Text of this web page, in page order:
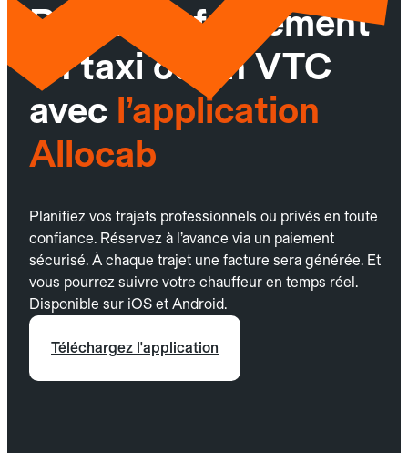
Réservez facilement
un taxi ou un VTC
avec l’application
Allocab
Planifiez vos trajets professionnels ou privés en toute
confiance. Réservez à l’avance via un paiement
sécurisé. À chaque trajet une facture sera générée. Et
vous pourrez suivre votre chauffeur en temps réel.
Disponible sur iOS et Android.
Téléchargez l'application